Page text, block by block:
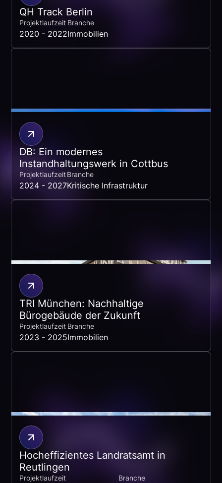
QH Track Berlin
Projektlaufzeit
2020 - 2022
Branche
Immobilien
DB: Ein modernes
Instandhaltungswerk in Cottbus
Projektlaufzeit
2024 - 2027
Branche
Kritische Infrastruktur
TRI München: Nachhaltige
Bürogebäude der Zukunft
Projektlaufzeit
2023 - 2025
Branche
Immobilien
Hocheffizientes Landratsamt in
Reutlingen
Projektlaufzeit Branche